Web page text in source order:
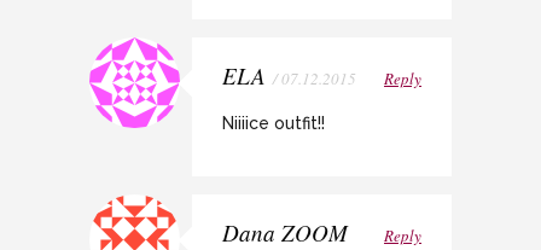
ELA / 07.12.2015 Reply
Niiiice outfit!!
Dana ZOOM
Reply